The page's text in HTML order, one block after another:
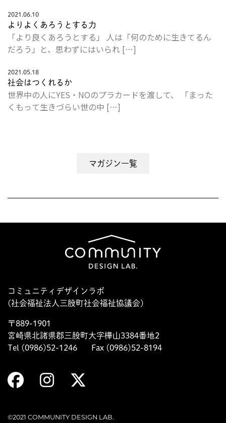
2021.06.10
よりよくあろうとする力
「より良くあろうとする」 人は「何のために生きてるん
だろう」と、思わずにはいられ […]
2021.05.18
社会はつくれるか
世界中の人にYES・NOのプラカードを渡して、 「まった
くもって生きづらい世の中 […]
マガジン一覧
コミュニティデザインラボ
(社会福祉法人三股町社会福祉協議会)
〒889-1901
宮崎県北諸県郡三股町大字樺山3384番地2
Tel (0986)52-1246
Fax (0986)52-8194
©2021 COMMUNITY DESIGN LAB.